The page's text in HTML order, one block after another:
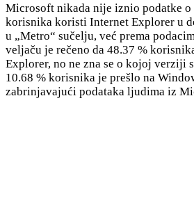
Microsoft nikada nije iznio podatke
korisnika koristi Internet Explorer u
u „Metro“ sučelju, već prema
veljaču je rečeno da 48.37 %
Explorer, no ne zna se o kojoj verziji
10.68 % korisnika je prešlo na
zabrinjavajući podataka ljudima iz